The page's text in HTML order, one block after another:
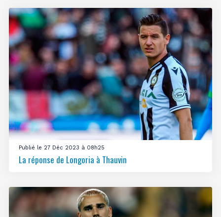
Publié le 27 Déc 2023 à 08h25
La réponse de Longoria à Thauvin